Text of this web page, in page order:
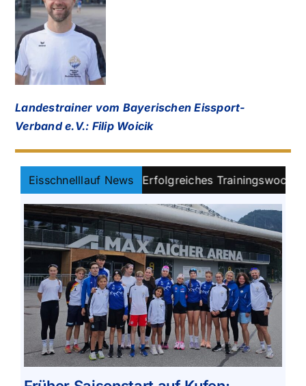
Landestrainer vom Bayerischen Eissport-
Verband e.V.: Filip Woicik
Eisschnelllauf News
auf Kufen: Erfolgreiches Trainingswochenende in